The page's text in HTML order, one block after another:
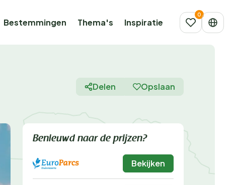
Bestemmingen Thema's Inspiratie
Delen Opslaan
Benieuwd naar de prijzen?
Bekijken